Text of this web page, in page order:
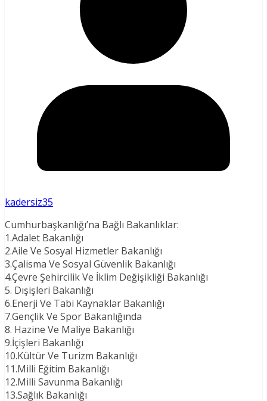
kadersiz35
Cumhurbaşkanlığı’na Bağlı Bakanlıklar:
1.Adalet Bakanlığı
2.Aile Ve Sosyal Hizmetler Bakanlığı
3.Çalisma Ve Sosyal Güvenlik Bakanlığı
4.Çevre Şehircilik Ve İklim Değişikliği Bakanlığı
5. Dışişleri Bakanlığı
6.Enerji Ve Tabi Kaynaklar Bakanlığı
7.Gençlik Ve Spor Bakanlığında
8. Hazine Ve Maliye Bakanlığı
9.İçişleri Bakanlığı
10.Kültür Ve Turizm Bakanlığı
11.Milli Eğitim Bakanlığı
12.Milli Savunma Bakanlığı
13.Sağlık Bakanlığı